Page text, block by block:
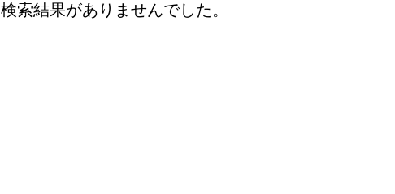
検索結果がありませんでした。